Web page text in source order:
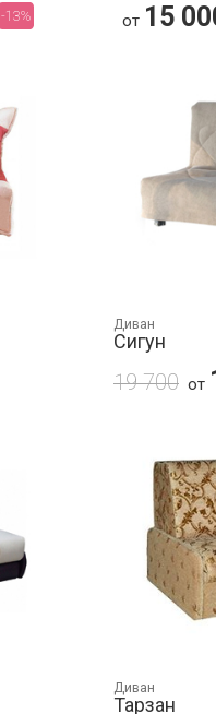
-13% от 15
Диван
Сигун
19 700 от
Диван
Тарзан